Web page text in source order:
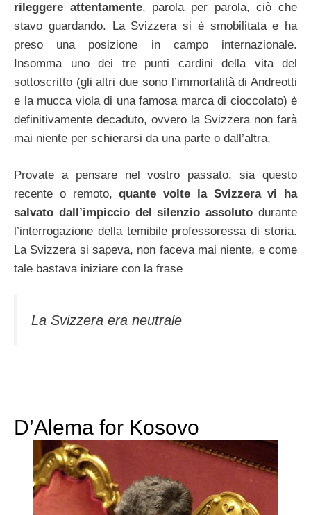
rileggere attentamente, parola per parola, ciò che
stavo guardando. La Svizzera si è smobilitata e ha
preso una posizione in campo internazionale.
Insomma uno dei tre punti cardini della vita del
sottoscritto (gli altri due sono l’immortalità di Andreotti
e la mucca viola di una famosa marca di cioccolato) è
definitivamente decaduto, ovvero la Svizzera non farà
mai niente per schierarsi da una parte o dall’altra.
Provate a pensare nel vostro passato, sia questo
recente o remoto,quante volte la Svizzera vi ha
salvato dall’impiccio del silenzio assoluto durante
l’interrogazione della temibile professoressa di storia.
La Svizzera si sapeva, non faceva mai niente, e come
tale bastava iniziare con la frase
La Svizzera era neutrale
D’Alema for Kosovo